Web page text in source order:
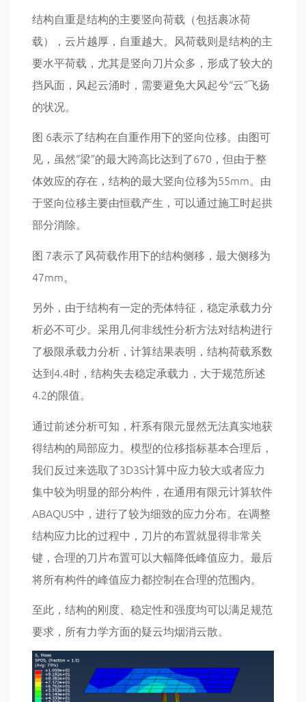
结构自重是结构的主要竖向荷载（包括裹冰荷
载），云片越厚，自重越大。风荷载则是结构的主
要水平荷载，尤其是竖向刀片众多，形成了较大的
挡风面，风起云涌时，需要避免大风起兮“云”飞扬
的状况。
图 6表示了结构在自重作用下的竖向位移。由图可
见，虽然“梁”的最大跨高比达到了670，但由于整
体效应的存在，结构的最大竖向位移为55mm。由
于竖向位移主要由恒载产生，可以通过施工时起拱
部分消除。
图 7表示了风荷载作用下的结构侧移，最大侧移为
47mm。
另外，由于结构有一定的壳体特征，稳定承载力分
析必不可少。采用几何非线性分析方法对结构进行
了极限承载力分析，计算结果表明，结构荷载系数
达到4.4时，结构失去稳定承载力，大于规范所述
4.2的限值。
通过前述分析可知，杆系有限元显然无法真实地获
得结构的局部应力。模型的位移指标基本合理后，
我们反过来选取了3D3S计算中应力较大或者应力
集中较为明显的部分构件，在通用有限元计算软件
ABAQUS中，进行了较为细致的应力分布。在调整
结构应力比的过程中，刀片的布置就显得非常关
键，合理的刀片布置可以大幅降低峰值应力。最后
将所有构件的峰值应力都控制在合理的范围内。
至此，结构的刚度、稳定性和强度均可以满足规范
要求，所有力学方面的疑云均烟消云散。